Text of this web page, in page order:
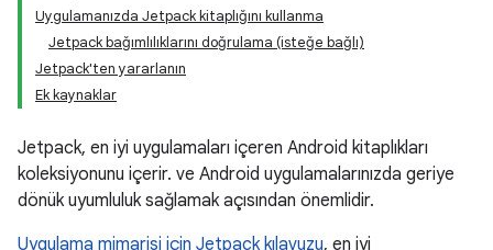
Uygulamanızda Jetpack kitaplığını kullanma
Jetpack bağımlılıklarını doğrulama (isteğe bağlı)
Jetpack'ten yararlanın
Ek kaynaklar
Jetpack, en iyi uygulamaları içeren Android kitaplıkları
koleksiyonunu içerir. ve Android uygulamalarınızda geriye
dönük uyumluluk sağlamak açısından önemlidir.
Uygulama mimarisi için Jetpack kılavuzu, en iyi